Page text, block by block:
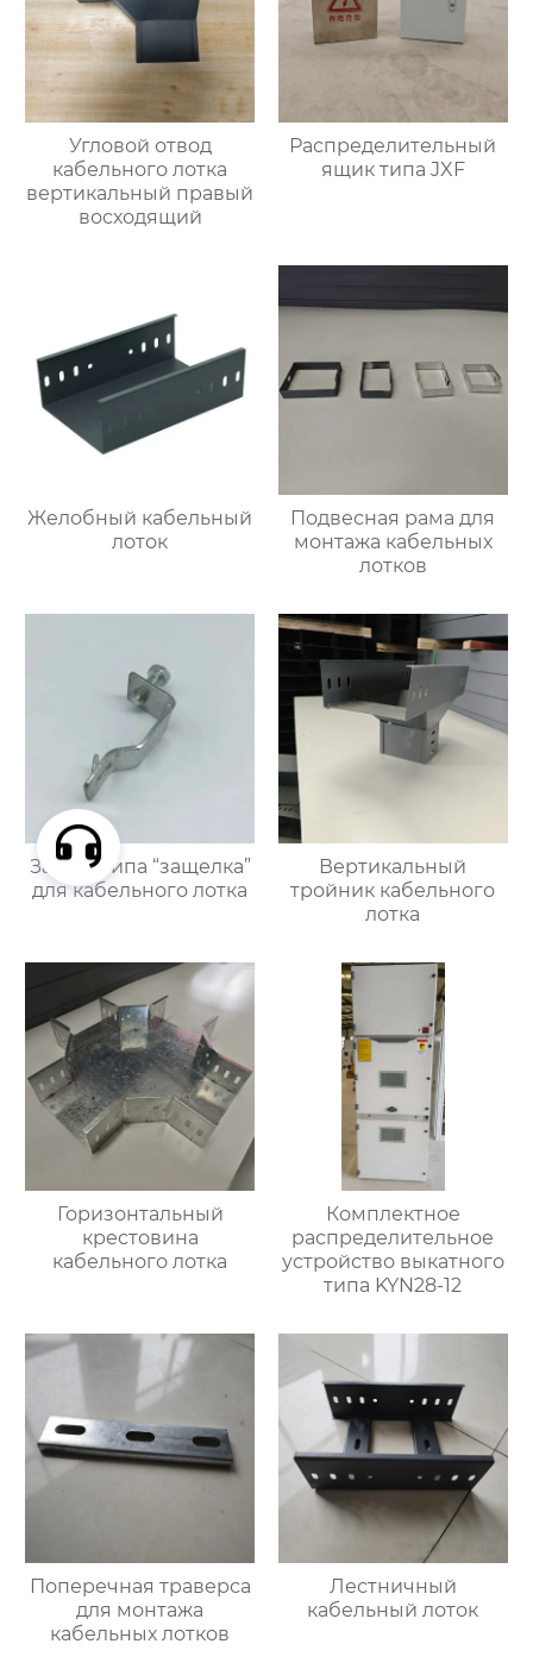
Угловой отвод
кабельного лотка
вертикальный правый
восходящий
Распределительный
ящик типа JXF
Желобный кабельный
лоток
Подвесная рама для
монтажа кабельных
лотков
Зажим типа “защелка”
для кабельного лотка
Вертикальный
тройник кабельного
лотка
Горизонтальный
крестовина
кабельного лотка
Комплектное
распределительное
устройство выкатного
типа KYN28-12
Поперечная траверса
для монтажа
кабельных лотков
Лестничный
кабельный лоток